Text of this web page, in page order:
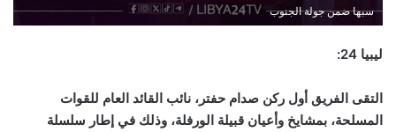
سبها ضمن جولة الجنوب
ليبيا 24:
التقى الفريق أول ركن صدام حفتر، نائب القائد العام للقوات
المسلحة، بمشايخ وأعيان قبيلة الورفلة، وذلك في إطار سلسلة